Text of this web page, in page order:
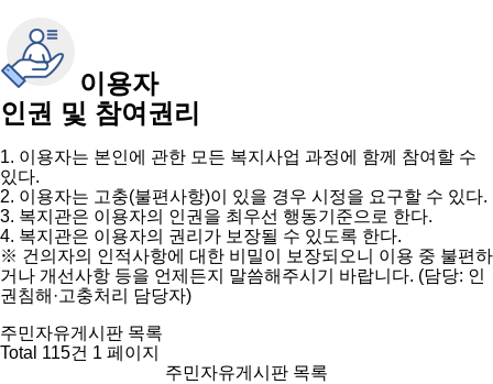
이용자
인권 및 참여권리
1. 이용자는 본인에 관한 모든 복지사업 과정에 함께 참여할 수
있다.
2. 이용자는 고충(불편사항)이 있을 경우 시정을 요구할 수 있다.
3. 복지관은 이용자의 인권을 최우선 행동기준으로 한다.
4. 복지관은 이용자의 권리가 보장될 수 있도록 한다.
※ 건의자의 인적사항에 대한 비밀이 보장되오니 이용 중 불편하
거나 개선사항 등을 언제든지 말씀해주시기 바랍니다. (담당: 인
권침해·고충처리 담당자)
주민자유게시판 목록
Total 115건 1 페이지
주민자유게시판 목록